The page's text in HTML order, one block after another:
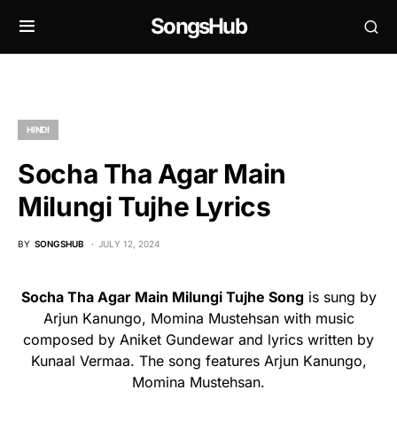
SongsHub
HINDI
Socha Tha Agar Main
Milungi Tujhe Lyrics
BY SONGSHUB JULY 12, 2024
Socha Tha Agar Main Milungi Tujhe Songis sung by
Arjun Kanungo, Momina Mustehsan with music
composed by Aniket Gundewar and lyrics written by
Kunaal Vermaa. The song features Arjun Kanungo,
Momina Mustehsan.